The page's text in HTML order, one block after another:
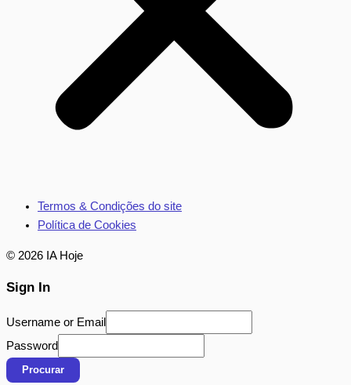
Termos & Condições do site
Política de Cookies
© 2026 IA Hoje
Sign In
Username or Email
Password
Procurar